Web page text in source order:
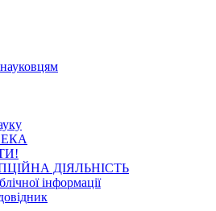
ДІЯЛЬНІСТЬ
інформації